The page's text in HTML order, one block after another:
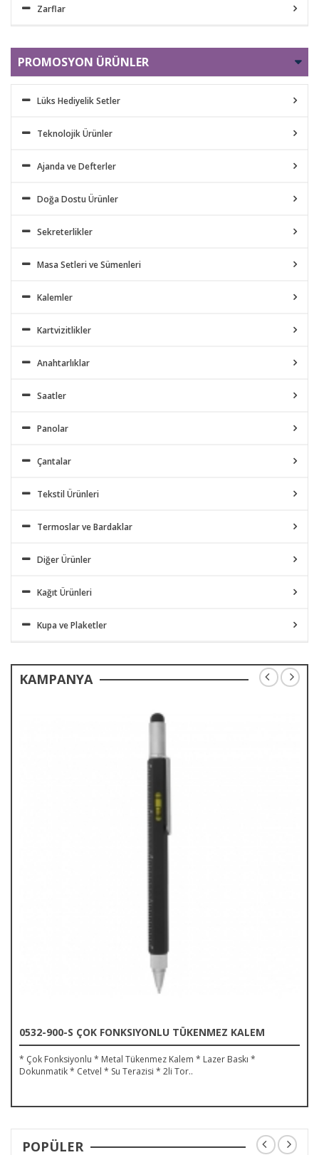
Zarflar
PROMOSYON ÜRÜNLER
Lüks Hediyelik Setler
Teknolojik Ürünler
Ajanda ve Defterler
Doğa Dostu Ürünler
Sekreterlikler
Masa Setleri ve Sümenleri
Kalemler
Kartvizitlikler
Anahtarlıklar
Saatler
Panolar
Çantalar
Tekstil Ürünleri
Termoslar ve Bardaklar
Diğer Ürünler
Kağıt Ürünleri
Kupa ve Plaketler
KAMPANYA
0532-900-S ÇOK FONKSIYONLU TÜKENMEZ KALEM
* Çok Fonksiyonlu * Metal Tükenmez Kalem * Lazer Baskı *
Dokunmatik * Cetvel * Su Terazisi * 2li Tor..
POPÜLER